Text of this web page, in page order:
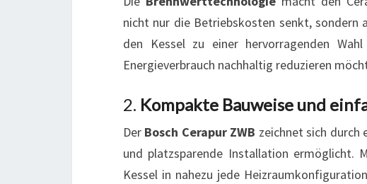
nicht nur die Betriebskosten senkt, sondern
den Kessel zu einer hervorragenden
Energieverbrauch nachhaltig reduzieren
2. Kompakte Bauweise und
Der Bosch Cerapur ZWB zeichnet sich durch
und platzsparende Installation ermöglicht.
Kessel in nahezu jede